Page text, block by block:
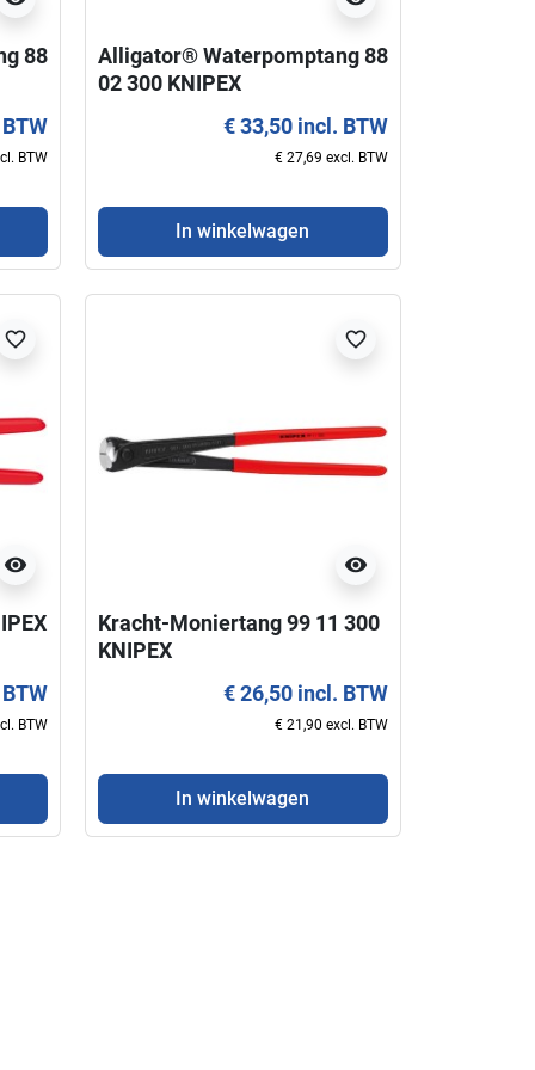
favorite_border
88
BTW
Alligator® Waterpomptang 88
02 300 KNIPEX
€ 33,50 incl. BTW
€ 27,69 excl. BTW
In winkelwagen
visibility
favorite_border
BTW
visibility
favorite_border
Kracht-Moniertang 99 11 300
KNIPEX
€ 26,50 incl. BTW
€ 21,90 excl. BTW
In winkelwagen